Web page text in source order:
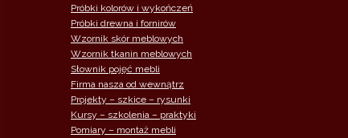
Próbki kolorów i wykończeń
Próbki drewna i fornirów
Wzornik skór meblowych
Wzornik tkanin meblowych
Słownik pojęć mebli
Firma nasza od wewnątrz
Projekty – szkice – rysunki
Kursy – szkolenia – praktyki
Pomiary – montaż mebli